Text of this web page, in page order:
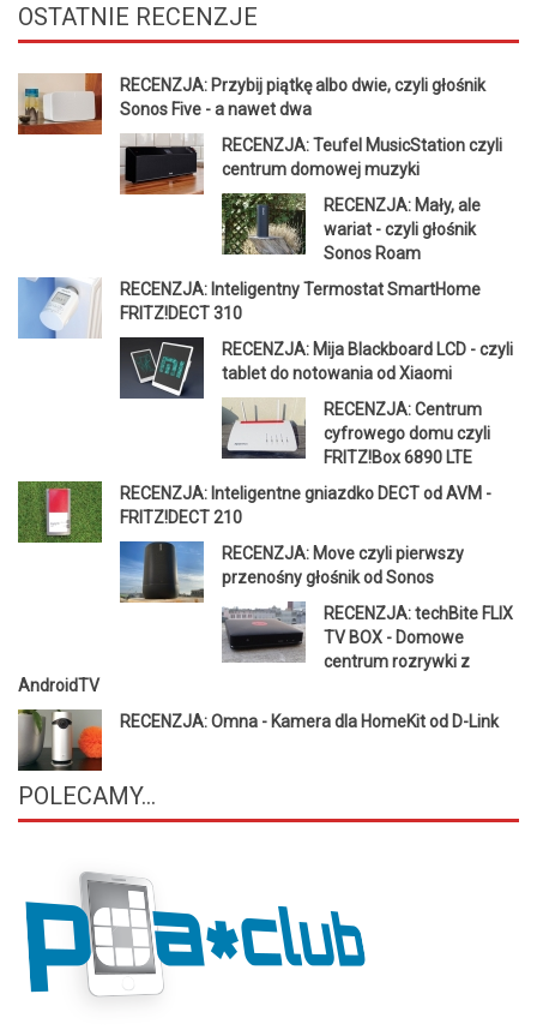
OSTATNIE RECENZJE
RECENZJA: Przybij piątkę albo dwie, czyli głośnik
Sonos Five - a nawet dwa
RECENZJA: Teufel MusicStation czyli
centrum domowej muzyki
RECENZJA: Mały, ale
wariat - czyli głośnik
Sonos Roam
RECENZJA: Inteligentny Termostat SmartHome
FRITZ!DECT 310
RECENZJA: Mija Blackboard LCD - czyli
tablet do notowania od Xiaomi
RECENZJA: Centrum
cyfrowego domu czyli
FRITZ!Box 6890 LTE
RECENZJA: Inteligentne gniazdko DECT od AVM -
FRITZ!DECT 210
RECENZJA: Move czyli pierwszy
przenośny głośnik od Sonos
RECENZJA: techBite FLIX
TV BOX - Domowe
centrum rozrywki z
AndroidTV
RECENZJA: Omna - Kamera dla HomeKit od D-Link
POLECAMY...